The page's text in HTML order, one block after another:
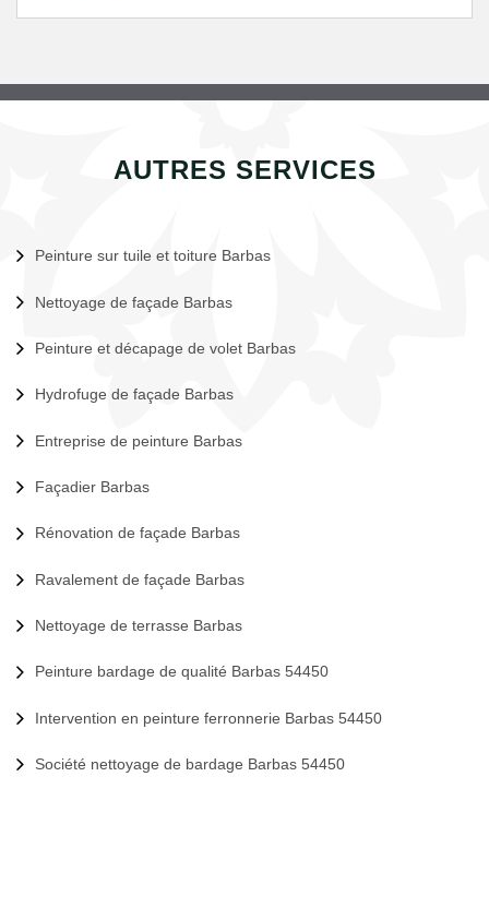
AUTRES SERVICES
Peinture sur tuile et toiture Barbas
Nettoyage de façade Barbas
Peinture et décapage de volet Barbas
Hydrofuge de façade Barbas
Entreprise de peinture Barbas
Façadier Barbas
Rénovation de façade Barbas
Ravalement de façade Barbas
Nettoyage de terrasse Barbas
Peinture bardage de qualité Barbas 54450
Intervention en peinture ferronnerie Barbas 54450
Société nettoyage de bardage Barbas 54450